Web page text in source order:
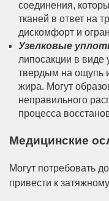
соединения,
тканей в ответ на
дискомфорт и
Узелковые
липосакции в виде
твердым на ощупь
жира. Могут
неправильного
процесса
Медицинские
Могут потребовать
привести к